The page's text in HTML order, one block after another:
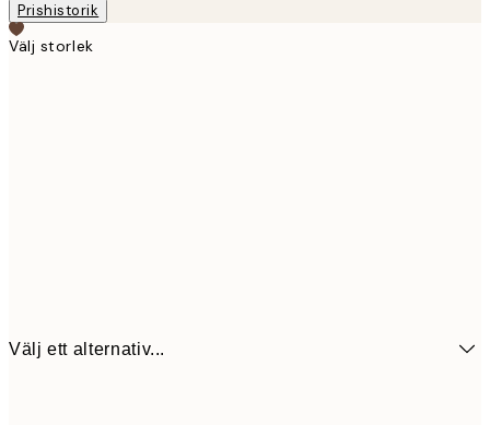
Prishistorik
Välj storlek
Välj ett alternativ...